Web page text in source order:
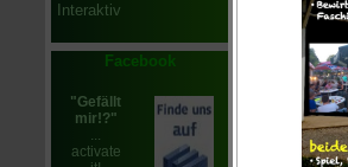
Interaktiv
Facebook